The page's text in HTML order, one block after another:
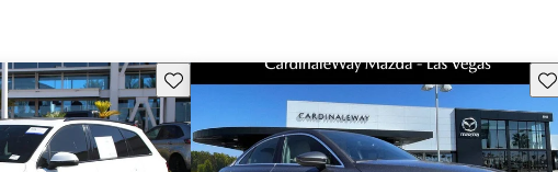
Guarda este Aviso